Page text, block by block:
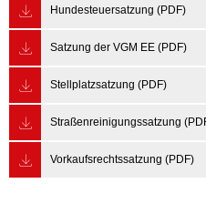
Hundesteuersatzung (PDF)
Satzung der VGM EE (PDF)
Stellplatzsatzung (PDF)
Straßenreinigungssatzung
Vorkaufsrechtssatzung (PDF)